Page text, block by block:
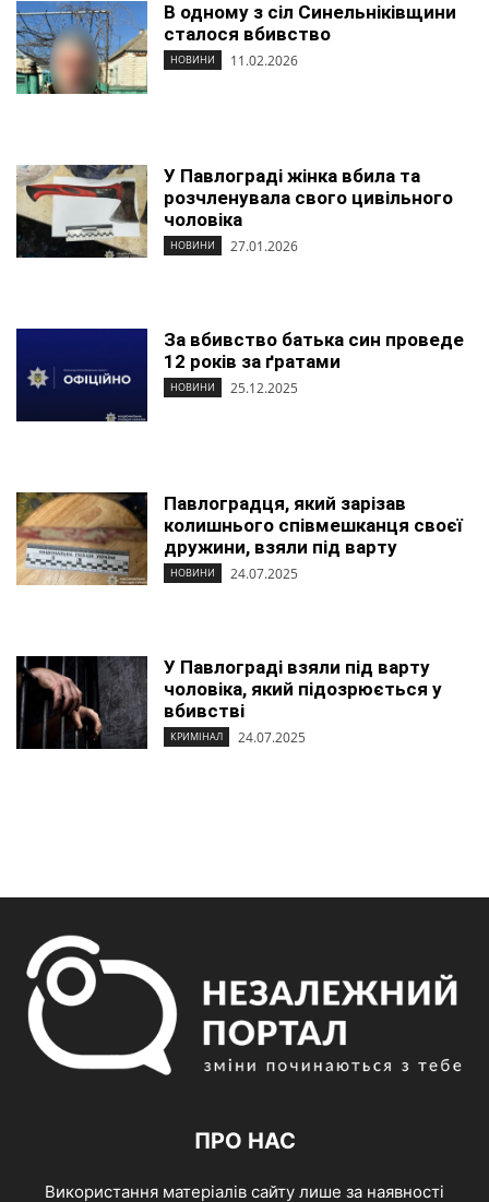
В одному з сіл Синельніківщини
сталося вбивство
НОВИНИ 11.02.2026
У Павлограді жінка вбила та
розчленувала свого цивільного
чоловіка
НОВИНИ 27.01.2026
За вбивство батька син проведе
12 років за ґратами
НОВИНИ 25.12.2025
Павлоградця, який зарізав
колишнього співмешканця своєї
дружини, взяли під варту
НОВИНИ 24.07.2025
У Павлограді взяли під варту
чоловіка, який підозрюється у
вбивстві
КРИМІНАЛ 24.07.2025
ПРО НАС
Використання матеріалів сайту лише за наявності